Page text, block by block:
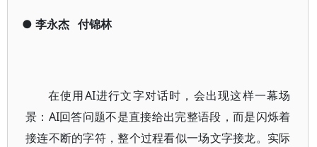
● 李永杰 付锦林
在使用AI进行文字对话时，会出现这样一幕场
景：AI回答问题不是直接给出完整语段，而是闪烁着
接连不断的字符，整个过程看似一场文字接龙。实际